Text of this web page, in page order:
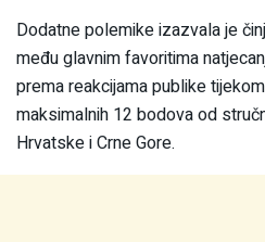
Dodatne polemike izazvala je
među glavnim favoritima
prema reakcijama publike
maksimalnih 12 bodova od
Hrvatske i Crne Gore.